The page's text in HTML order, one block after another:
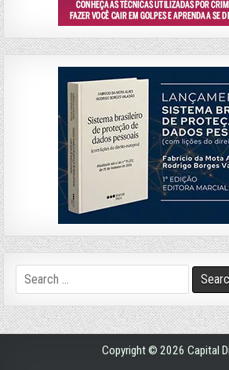
Search
for:
Copyright © 2026 Capital